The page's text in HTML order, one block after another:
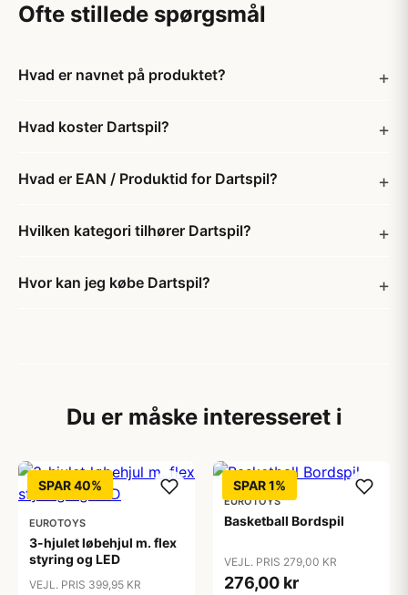
Ofte stillede spørgsmål
Hvad er navnet på produktet?
Hvad koster Dartspil?
Hvad er EAN / Produktid for Dartspil?
Hvilken kategori tilhører Dartspil?
Hvor kan jeg købe Dartspil?
Du er måske interesseret i
SPAR 40%
EUROTOYS
3-hjulet løbehjul m. flex
styring og LED
VEJL. PRIS 399,95 KR
SPAR 1%
EUROTOYS
Basketball Bordspil
VEJL. PRIS 279,00 KR
276,00 kr